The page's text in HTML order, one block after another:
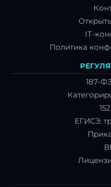
IT-
Политика
187-
ЕГИСЗ: